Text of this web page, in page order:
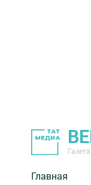
Главная